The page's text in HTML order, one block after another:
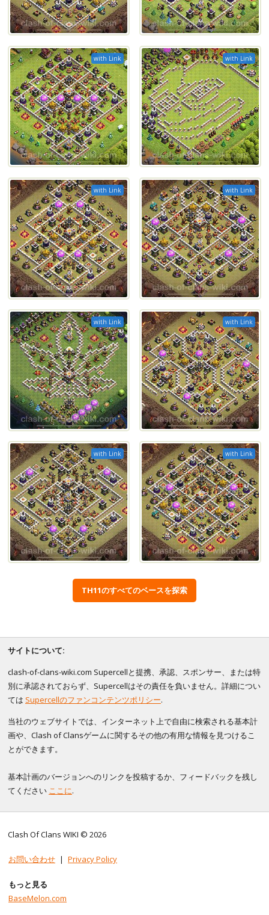
with Link with Link
with Link with Link
with Link with Link
with Link with Link
TH11のすべてのベースを探索
サイトについて:
clash-of-clans-wiki.com Supercellと提携、承認、スポンサー、または特
別に承認されておらず、Supercellはその責任を負いません。詳細につい
ては Supercellのファンコンテンツポリシー.
当社のウェブサイトでは、インターネット上で自由に検索される基本計
画や、Clash of Clansゲームに関するその他の有用な情報を見つけるこ
とができます。
基本計画のバージョンへのリンクを投稿するか、フィードバックを残し
てください ここに.
Clash Of Clans WIKI © 2026
お問い合わせ | Privacy Policy
もっと見る
BaseMelon.com